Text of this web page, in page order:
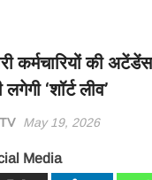
कर्मचारियों की
‘शॉर्ट लीव’
May 19, 2026
Media